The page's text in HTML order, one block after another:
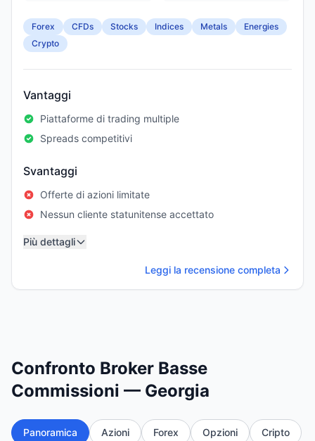
Forex CFDs Stocks Indices Metals
Energies
Crypto
Vantaggi
Piattaforme di trading multiple
Spreads competitivi
Svantaggi
Offerte di azioni limitate
Nessun cliente statunitense accettato
Più dettagli
Leggi la recensione completa
Confronto Broker Basse
Commissioni — Georgia
Panoramica Azioni Forex Opzioni Cripto